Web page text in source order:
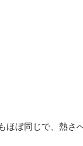
ぼ同じで、熱さ